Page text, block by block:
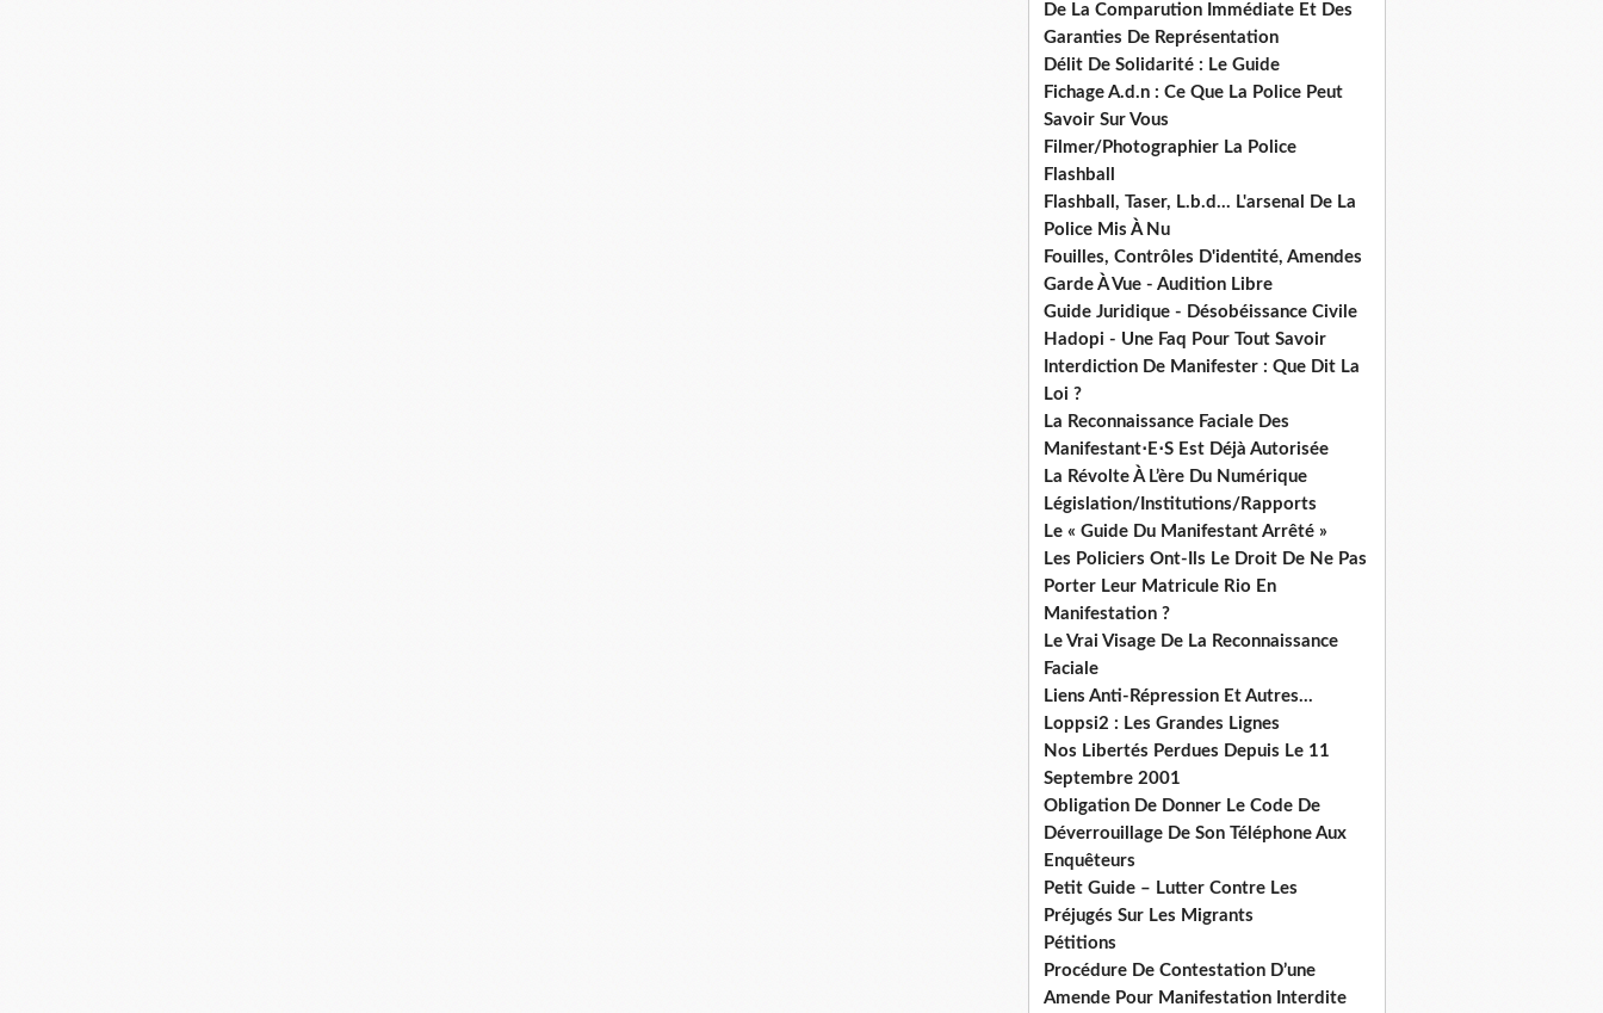
De La Comparution Immédiate Et Des
Garanties De Représentation
Délit De Solidarité : Le Guide
Fichage A.d.n : Ce Que La Police Peut
Savoir Sur Vous
Filmer/Photographier La Police
Flashball
Flashball, Taser, L.b.d... L'arsenal De La
Police Mis À Nu
Fouilles, Contrôles D'identité, Amendes
Garde À Vue - Audition Libre
Guide Juridique - Désobéissance Civile
Hadopi - Une Faq Pour Tout Savoir
Interdiction De Manifester : Que Dit La
Loi ?
La Reconnaissance Faciale Des
Manifestant⋅E⋅S Est Déjà Autorisée
La Révolte À L’ère Du Numérique
Législation/Institutions/Rapports
Le « Guide Du Manifestant Arrêté »
Les Policiers Ont-Ils Le Droit De Ne Pas
Porter Leur Matricule Rio En
Manifestation ?
Le Vrai Visage De La Reconnaissance
Faciale
Liens Anti-Répression Et Autres...
Loppsi2 : Les Grandes Lignes
Nos Libertés Perdues Depuis Le 11
Septembre 2001
Obligation De Donner Le Code De
Déverrouillage De Son Téléphone Aux
Enquêteurs
Petit Guide – Lutter Contre Les
Préjugés Sur Les Migrants
Pétitions
Procédure De Contestation D’une
Amende Pour Manifestation Interdite